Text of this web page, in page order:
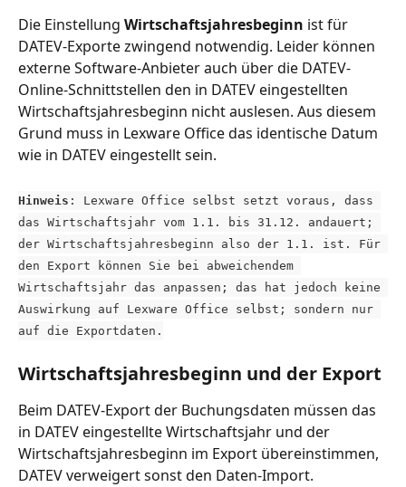
Die Einstellung Wirtschaftsjahresbeginn ist für
DATEV-Exporte zwingend notwendig. Leider können
externe Software-Anbieter auch über die DATEV-
Online-Schnittstellen den in DATEV eingestellten
Wirtschaftsjahresbeginn nicht auslesen. Aus diesem
Grund muss in Lexware Office das identische Datum
wie in DATEV eingestellt sein.
Hinweis : Lexware Office selbst setzt voraus, dass
das Wirtschaftsjahr vom 1.1. bis 31.12. andauert;
der Wirtschaftsjahresbeginn also der 1.1. ist. Für
den Export können Sie bei abweichendem
Wirtschaftsjahr das anpassen; das hat jedoch keine
Auswirkung auf Lexware Office selbst; sondern nur
auf die Exportdaten.
Wirtschaftsjahresbeginn und der Export
Beim DATEV-Export der Buchungsdaten müssen das
in DATEV eingestellte Wirtschaftsjahr und der
Wirtschaftsjahresbeginn im Export übereinstimmen,
DATEV verweigert sonst den Daten-Import.